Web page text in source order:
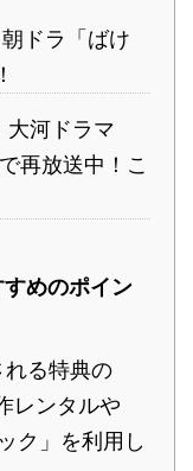
ドラ「ばけ
大河ドラマ
再放送中！こ
めのポイン
る特典の
レンタルや
ク」を利用し